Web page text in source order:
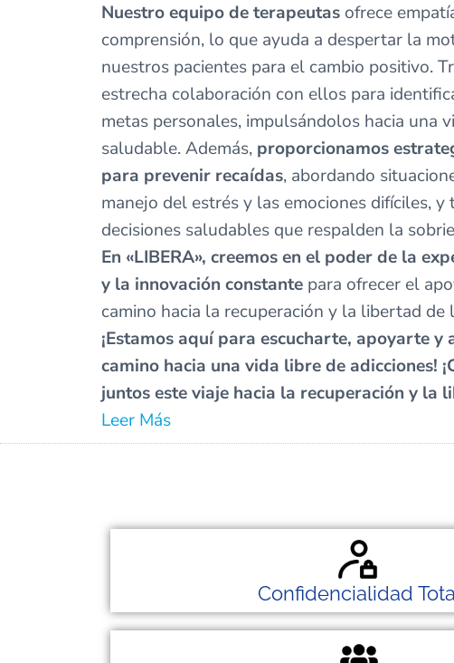
Nuestro equipo de terapeutas ofrece
comprensión, lo que ayuda a despertar la
nuestros pacientes para el cambio positivo.
estrecha colaboración con ellos para
metas personales, impulsándolos hacia una
saludable. Además, proporcionamos
para prevenir recaídas, abordando
manejo del estrés y las emociones difíciles, y
decisiones saludables que respalden la
En «LIBERA», creemos en el poder de la
y la innovación constante para ofrecer el
camino hacia la recuperación y la libertad de
¡Estamos aquí para escucharte, apoyarte y
camino hacia una vida libre de adicciones!
juntos este viaje hacia la recuperación y la
Leer Más
Confidencialidad